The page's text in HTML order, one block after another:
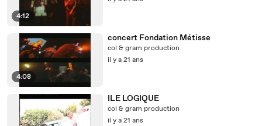
4:12
4:08
concert Fondation Métisse
col & gram production
il y a 21 ans
ILE LOGIQUE
col & gram production
il y a 21 ans